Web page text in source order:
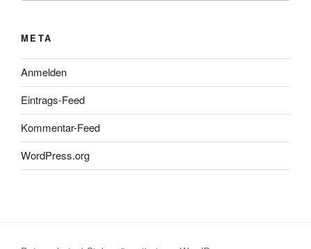
META
Anmelden
Eintrags-Feed
Kommentar-Feed
WordPress.org